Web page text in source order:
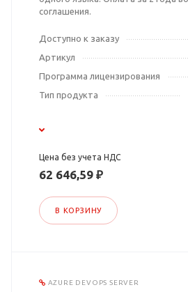
соглашения.
Доступно к заказу
Артикул
Программа лицензирования
Тип продукта
Цена без учета НДС
62 646,59 ₽
В КОРЗИНУ
AZURE DEVOPS SERVER